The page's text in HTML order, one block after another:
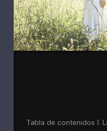
Tabla de contenidos 1.